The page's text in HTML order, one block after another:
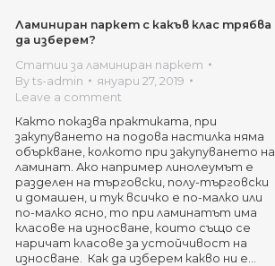
Ламиниран паркет с какъв клас трябва
да изберем?
Статии за ламиниран паркет
Byts-admin
януари 27, 2019
Leave a comment
Както показва практиката, при
закупуването на подова настилка няма
объркване, колкото при закупуването на
ламинат. Ако например линолеумът е
разделен на търговски, полу-търговски
и домашен, и тук всичко е по-малко или
по-малко ясно, то при ламинатът има
класове на износване, които също се
наричат ​​класове за устойчивост на
износване. Как да изберем какво ни е…